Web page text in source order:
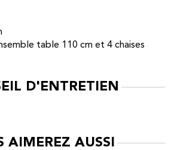
table 110 cm et 4 chaises
D'ENTRETIEN
AIMEREZ AUSSI